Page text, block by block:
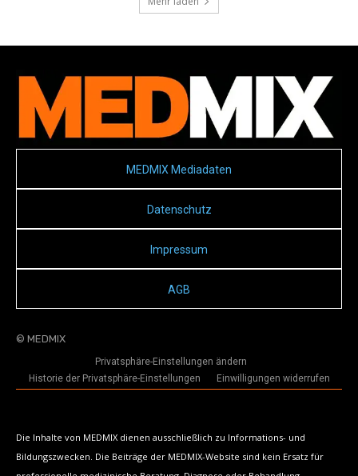
MEDMIX Mediadaten
Datenschutz
Impressum
AGB
© MEDMIX
Privatsphäre-Einstellungen ändern
Historie der Privatsphäre-Einstellungen
Einwilligungen widerrufen
Die Inhalte von MEDMIX dienen ausschließlich zu Informations- und
Bildungszwecken. Die Beiträge der MEDMIX-Website sind kein Ersatz für